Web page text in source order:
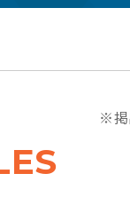
※掲